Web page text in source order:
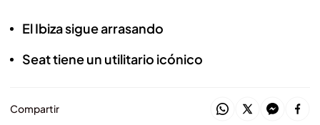
El Ibiza sigue arrasando
Seat tiene un utilitario icónico
Compartir